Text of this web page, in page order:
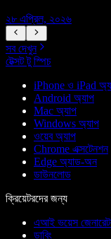
২৮ এপ্রিল, ২০২৬
সব দেখুন
টেক্সট টু স্পিচ
iPhone ও iPad
Android অ্যাপ
Mac অ্যাপ
Windows অ্যাপ
ওয়েব অ্যাপ
Chrome এক্সটেনশন
Edge অ্যাড-অন
ডাউনলোড
ক্রিয়েটরদের জন্য
এআই ভয়েস
ডাবিং